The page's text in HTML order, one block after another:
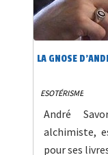
LA GNOSE
ESOTÉRISME
André
alchimiste,
pour ses